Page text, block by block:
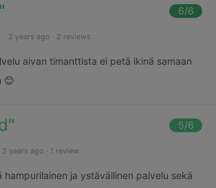
" 6/6
2 years ago · 2 reviews
aivan timanttista ei petä ikinä samaan
😊
" 5/6
2 years ago · 1 review
hampurilainen ja ystävällinen palvelu sekä